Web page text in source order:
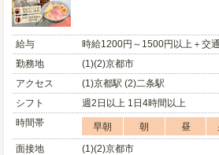
給与
時給1200円～1500円以上＋交
勤務地
(1)(2)京都市
アクセス
(1)京都駅 (2)二条駅
シフト
週2日以上 1日4時間以上
時間帯
早朝 朝 昼
面接地
(1)(2)京都市